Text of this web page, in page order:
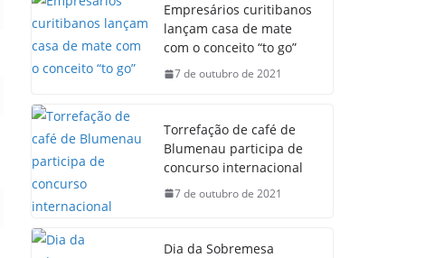
Empresários curitibanos
lançam casa de mate
com o conceito “to go”
7 de outubro de 2021
Torrefação de café de
Blumenau participa de
concurso internacional
7 de outubro de 2021
Dia da Sobremesa